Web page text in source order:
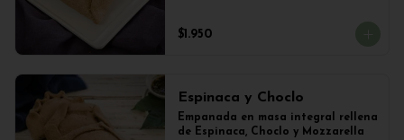
$1.950
Espinaca y Choclo
Empanada en masa integral rellena
de Espinaca, Choclo y Mozzarella